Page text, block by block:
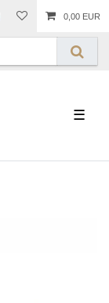
0,00 EUR
☰